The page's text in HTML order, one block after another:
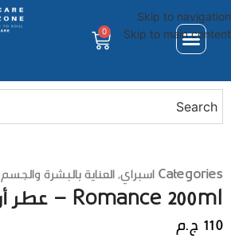
Skip to navigation
Skip to main content
0
Categoriesاسبراي,العناية بالبشرة والجسم
Romance 200ml – عطر أرماف سبراي
110ج.م